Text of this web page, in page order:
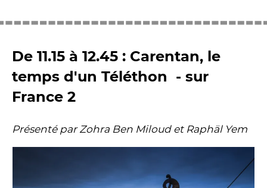
De 11.15 à 12.45 : Carentan, le
temps d'un Téléthon - sur
France 2
Présenté par Zohra Ben Miloud et Raphäl Yem